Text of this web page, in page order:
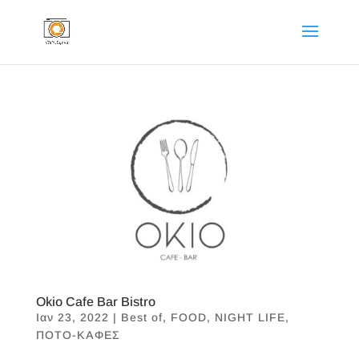
Okio Cafe Bar Bistro
Ιαν 23, 2022 | Best of, FOOD, NIGHT LIFE,
ΠΟΤΟ-ΚΑΦΕΣ